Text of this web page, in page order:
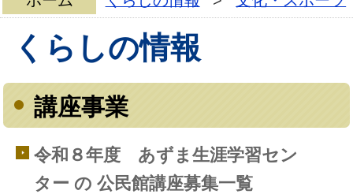
くらしの情報
講座事業
令和８年度 あずま生涯学習セン
ター の 公民館講座募集一覧